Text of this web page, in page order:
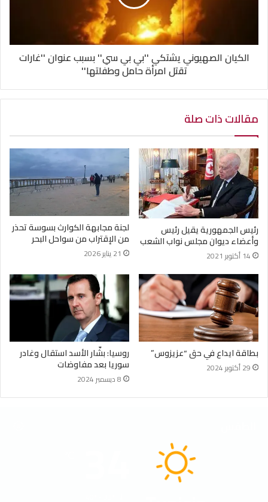
الكيان الصهيوني يشتكي ''بي بي سي'' بسبب عنوان ''غارات
تقتل امرأة حامل وطفلتها''
مقالات ذات صلة
رئيس الجمهورية يقيل رئيس
وأعضاء ديوان مجلس نواب الشعب
14 أكتوبر 2021
لجنة مجابهة الكوارث بسوسة تحذر
من الإقتراب من سواحل البحر
21 يناير 2026
بطاقة ايداع في حق “عزيزوس”
29 أكتوبر 2024
روسيا: بشّار الأسد استقال وغادر
سوريا بعد مفاوضات
8 ديسمبر 2024